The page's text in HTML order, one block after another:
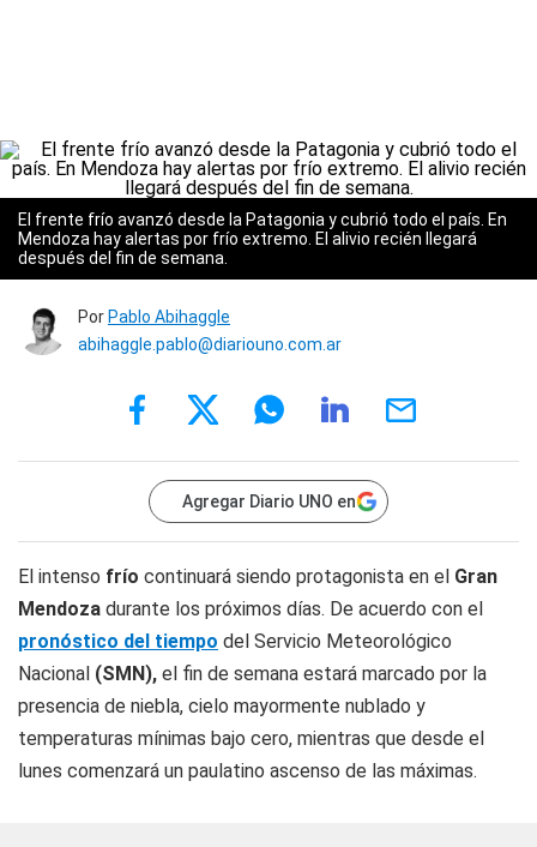
El frente frío avanzó desde la Patagonia y cubrió todo el país. En
Mendoza hay alertas por frío extremo. El alivio recién llegará
después del fin de semana.
Por Pablo Abihaggle
abihaggle.pablo@diariouno.com.ar
Agregar Diario UNO en
El intenso frío continuará siendo protagonista en el Gran
Mendoza durante los próximos días. De acuerdo con el
pronóstico del tiempo del Servicio Meteorológico
Nacional (SMN), el fin de semana estará marcado por la
presencia de niebla, cielo mayormente nublado y
temperaturas mínimas bajo cero, mientras que desde el
lunes comenzará un paulatino ascenso de las máximas.